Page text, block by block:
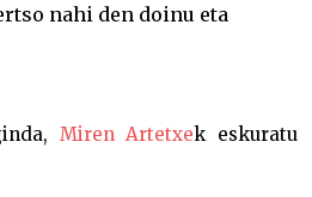
nahi den doinu eta
Miren Artetxek eskuratu